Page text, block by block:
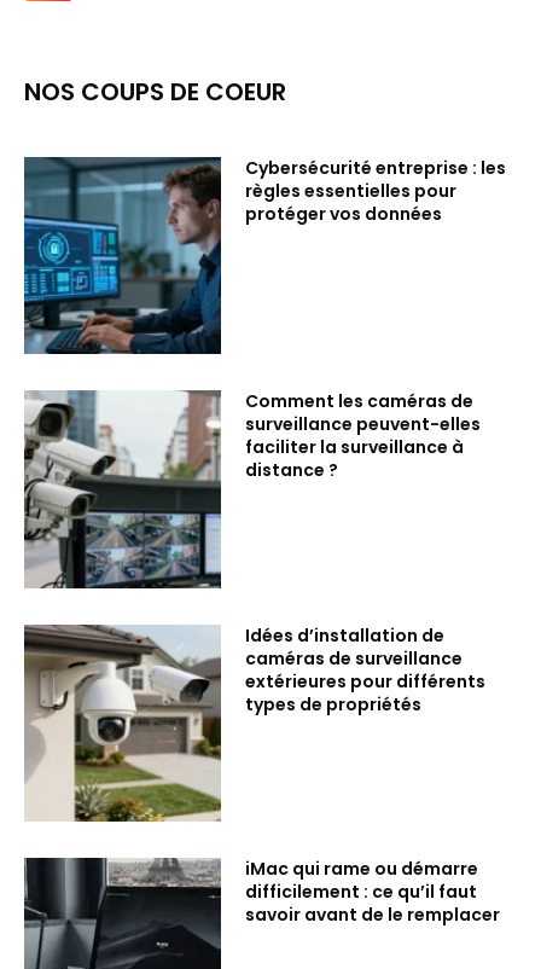
NOS COUPS DE COEUR
Cybersécurité entreprise : les
règles essentielles pour
protéger vos données
Comment les caméras de
surveillance peuvent-elles
faciliter la surveillance à
distance ?
Idées d’installation de
caméras de surveillance
extérieures pour différents
types de propriétés
iMac qui rame ou démarre
difficilement : ce qu’il faut
savoir avant de le remplacer